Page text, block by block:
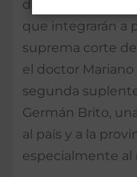
dio a conocer la
que integrarán a
suprema corte
el doctor Mariano
segunda
Germán Brito,
al país y a la
especialmente al